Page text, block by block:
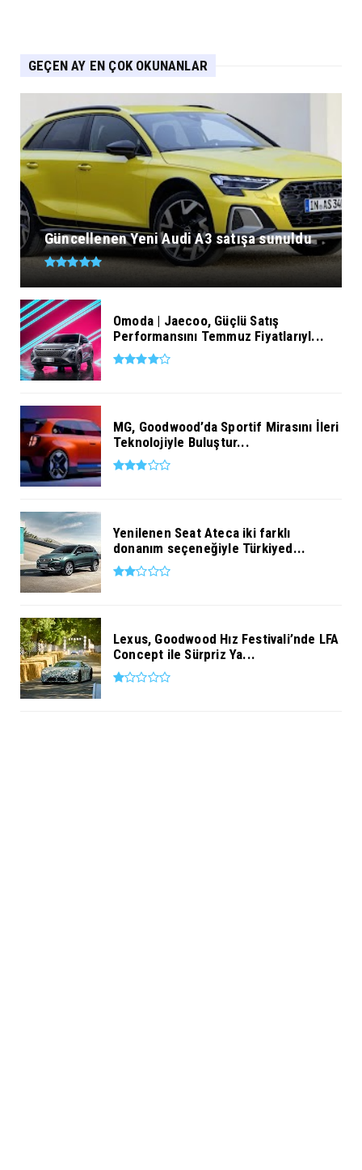
GEÇEN AY EN ÇOK OKUNANLAR
Güncellenen Yeni Audi A3 satışa sunuldu
Omoda | Jaecoo, Güçlü Satış
Performansını Temmuz Fiyatlarıyl...
MG, Goodwood’da Sportif Mirasını İleri
Teknolojiyle Buluştur...
Yenilenen Seat Ateca iki farklı
donanım seçeneğiyle Türkiyed...
Lexus, Goodwood Hız Festivali’nde LFA
Concept ile Sürpriz Ya...